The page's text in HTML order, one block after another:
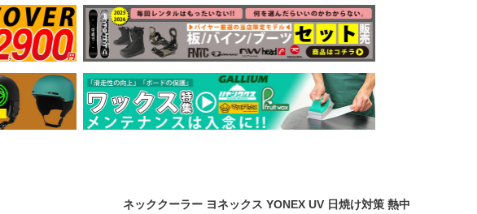
ネッククーラー ヨネックス YONEX UV 日焼け対策 熱中